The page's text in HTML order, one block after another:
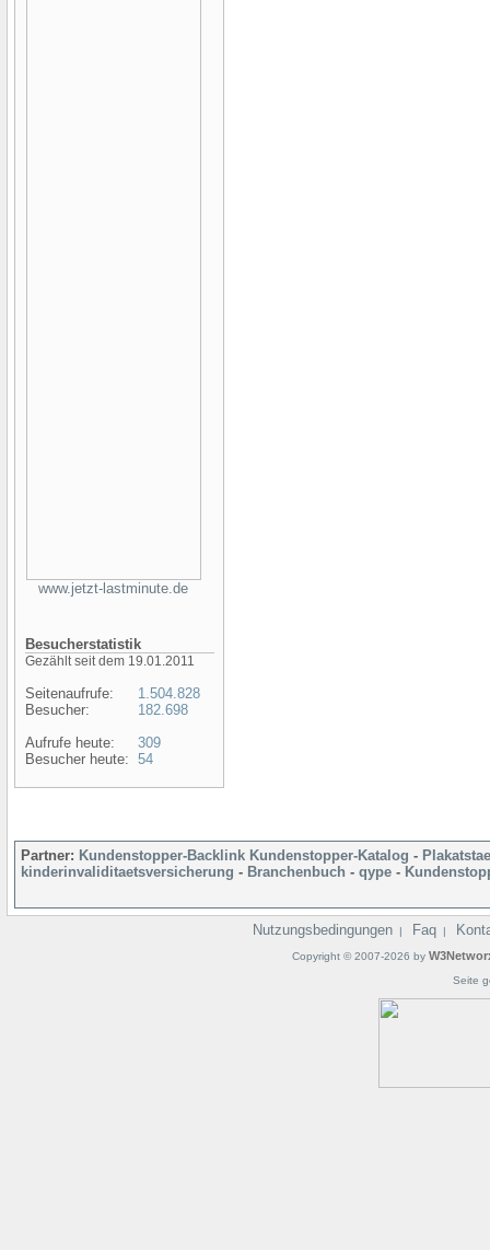
www.jetzt-lastminute.de
Besucherstatistik
Gezählt seit dem 19.01.2011
Seitenaufrufe:
Besucher:
Aufrufe heute:
Besucher heute:
1.504.828
182.698
309
54
Partner: Kundenstopper-Backlink Kundenstopper-Katalog -
kinderinvaliditaetsversicherung - Branchenbuch - qype -
Nutzungsbedingungen | Faq |
Copyright © 2007-2026 by
Seite